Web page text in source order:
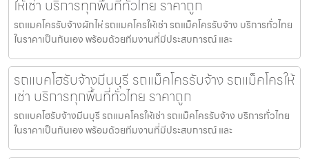
ให้เช่า บริการทุกพื้นที่ทั่วไทย ราคาถูก
รถแมคโครรับจ้างผักไห่ รถแมคโครให้เช่า รถแม็คโครรับจ้าง บริการทั่วไทย
ในราคาเป็นกันเอง พร้อมด้วยทีมงานที่มีประสบการณ์ และ
รถแบคโฮรับจ้างมีนบุรี รถแม็คโครรับจ้าง รถแม็คโครให้
เช่า บริการทุกพื้นที่ทั่วไทย ราคาถูก
รถแบคโฮรับจ้างมีนบุรี รถแมคโครให้เช่า รถแม็คโครรับจ้าง บริการทั่วไทย
ในราคาเป็นกันเอง พร้อมด้วยทีมงานที่มีประสบการณ์ และ